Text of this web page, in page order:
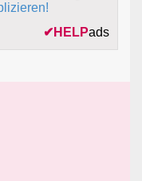
✔ HELPads